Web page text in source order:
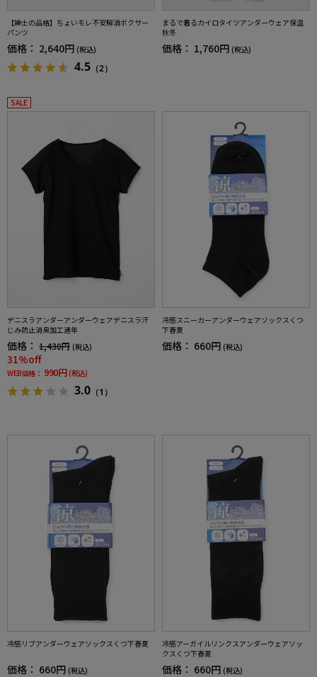
【紳士の品格】ちょいモレ不安解消ボクサー
パンツ
価格： 2,640円 (税込)
4.5 （2）
まるで着るカイロタイツアンダーウェア保温
秋冬
価格： 1,760円 (税込)
SALE
デニスラアンダーアンダーウェアデニスラ汗
じみ防止消臭加工通年
価格： 1,430円 (税込)
31%off
WEB価格： 990円 (税込)
3.0 （1）
冷感スニーカーアンダーウェアソックスくつ
下春夏
価格： 660円 (税込)
冷感リブアンダーウェアソックスくつ下春夏
価格： 660円 (税込)
冷感アーガイルリンクスアンダーウェアソッ
クスくつ下春夏
価格： 660円 (税込)